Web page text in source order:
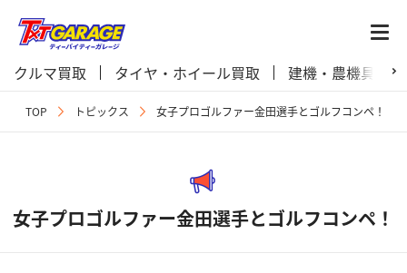
クルマ買取 タイヤ・ホイール買取 建機・農機具買取
TOP トピックス 女子プロゴルファー金田選手とゴルフコンペ！
女子プロゴルファー金田選手とゴルフコンペ！